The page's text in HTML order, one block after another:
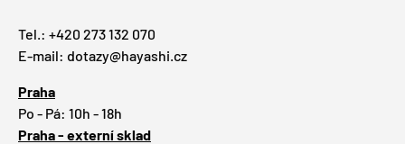
Tel.: +420 273 132 070
E-mail: dotazy@hayashi.cz
Praha
Po - Pá: 10h - 18h
Praha - externí sklad